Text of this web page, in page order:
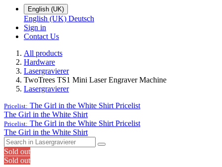
English (UK)
English (UK) Deutsch
Sign in
Contact Us
All products
Hardware
Lasergravierer
TwoTrees TS1 Mini Laser Engraver Machine
Lasergravierer
Pricelist: The Girl in the White Shirt Pricelist
The Girl in the White Shirt
Pricelist: The Girl in the White Shirt Pricelist
The Girl in the White Shirt
Sold out
Sold out